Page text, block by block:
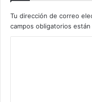
Tu dirección de correo
campos obligatorios están